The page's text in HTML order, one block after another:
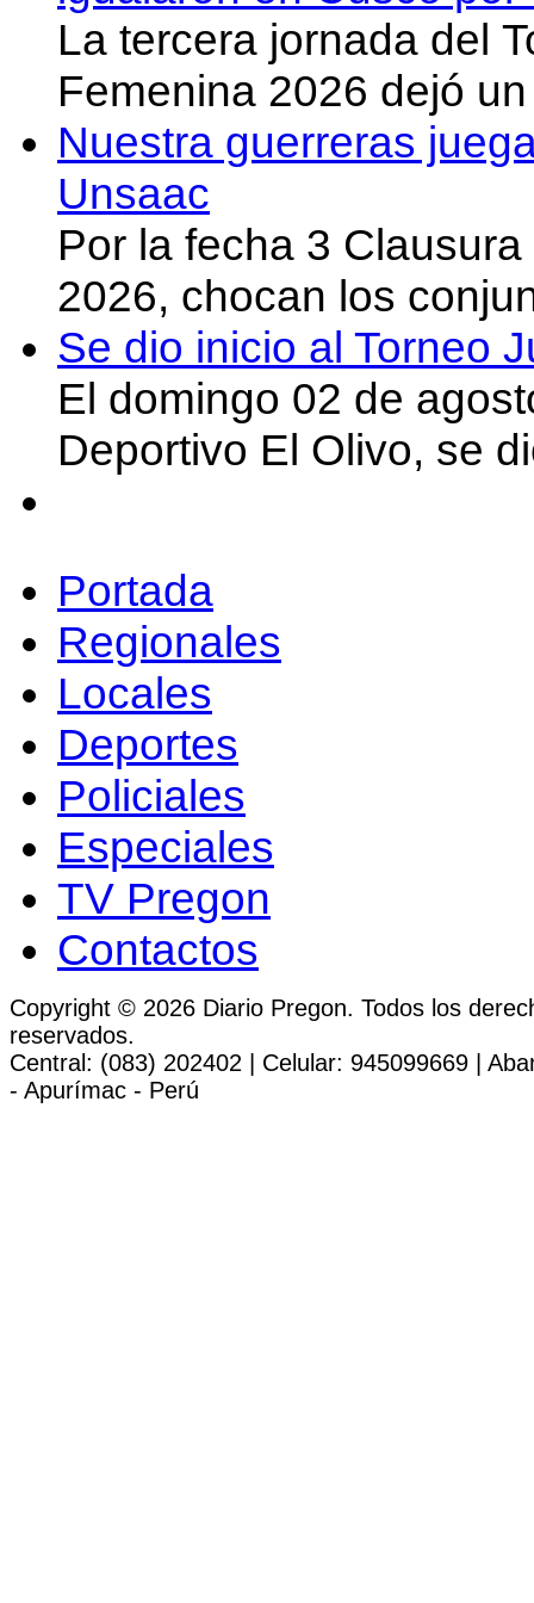
La tercera jornada del
Femenina 2026 dejó
Nuestra guerreras
Unsaac
Por la fecha 3
2026, chocan los
Se dio inicio al Torneo
El domingo 02 de
Deportivo El Olivo, se
Portada
Regionales
Locales
Deportes
Policiales
Especiales
TV Pregon
Contactos
Copyright © 2026 Diario Pregon. Todos los
reservados.
Central: (083) 202402 | Celular: 945099669 |
- Apurímac - Perú